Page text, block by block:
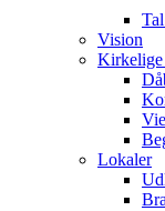
Vision
Kirkelige
Lokaler